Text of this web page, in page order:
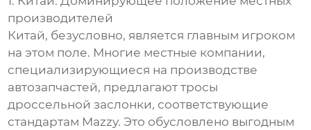
производителей
Китай, безусловно, является главным игроком
на этом поле. Многие местные компании,
специализирующиеся на производстве
автозапчастей, предлагают тросы
дроссельной заслонки, соответствующие
стандартам Mazzy. Это обусловлено выгодным